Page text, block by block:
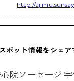
http://
院ソーセージ